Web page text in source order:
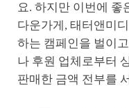
요. 하지만 이번에 좋
다운가게, 태터앤미
하는 캠페인을 벌이
나 후원 업체로부터
판매한 금액 전부를